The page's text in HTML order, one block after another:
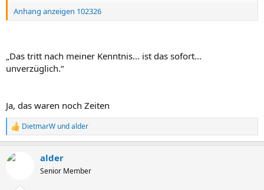
Anhang anzeigen 102326
„Das tritt nach meiner Kenntnis... ist das sofort...
unverzüglich.“
Ja, das waren noch Zeiten
R
e
k
DietmarW undalder
alder
Senior Member